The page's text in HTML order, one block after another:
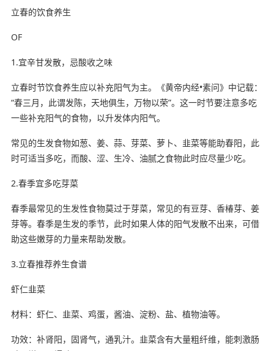
立春的饮食养生
OF
1.宜辛甘发散，忌酸收之味
立春时节饮食养生应以补充阳气为主。《黄帝内经•素问》中记载：
“春三月，此谓发陈，天地俱生，万物以荣”。这一时节要注意多吃
一些补充阳气的食物，以升发体内阳气。
常见的生发食物如葱、姜、蒜、芽菜、萝卜、韭菜等能助春阳，此
时可适当多吃，而酸、涩、生冷、油腻之食物此时应尽量少吃。
2.春季宜多吃芽菜
春季最常见的生发性食物莫过于芽菜，常见的有豆芽、香椿芽、姜
芽等。春季是生发的季节，此时如果人体的阳气发散不出来，可借
助这些嫩芽的力量来帮助发散。
3.立春推荐养生食谱
虾仁韭菜
材料：虾仁、韭菜、鸡蛋，酱油、淀粉、盐、植物油等。
功效：补肾阳，固肾气，通乳汁。韭菜含有大量粗纤维，能刺激肠